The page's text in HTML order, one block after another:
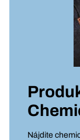
Nájdite